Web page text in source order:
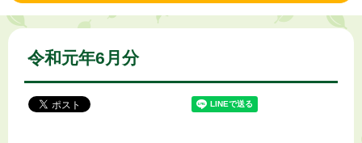
令和元年6月分